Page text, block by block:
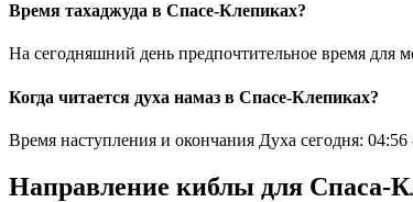
Время тахаджуда в Спасе-Клепиках?
На сегодняшний день предпочтительное время для
Когда читается духа намаз в Спасе-Клепиках?
Время наступления и окончания Духа сегодня: 04:56
Направление киблы для Спаса-